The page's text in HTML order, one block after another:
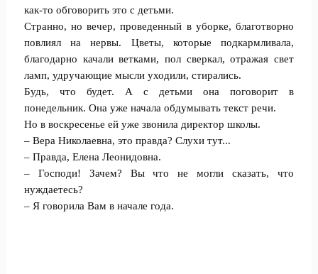
как-то обговорить это с детьми.
Странно, но вечер, проведенный в уборке, благотворно
повлиял на нервы. Цветы, которые подкармливала,
благодарно качали ветками, пол сверкал, отражая свет
ламп, удручающие мысли уходили, стирались.
Будь, что будет. А с детьми она поговорит в
понедельник. Она уже начала обдумывать текст речи.
Но в воскресенье ей уже звонила директор школы.
– Вера Николаевна, это правда? Слухи тут...
– Правда, Елена Леонидовна.
– Господи! Зачем? Вы что не могли сказать, что
нуждаетесь?
– Я говорила Вам в начале года.